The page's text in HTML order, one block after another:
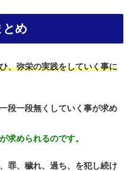
とめ
、弥栄の実践をしていく事に
段一段無くしていく事が求め
求められるのです。
罪、穢れ、過ち、を犯し続け